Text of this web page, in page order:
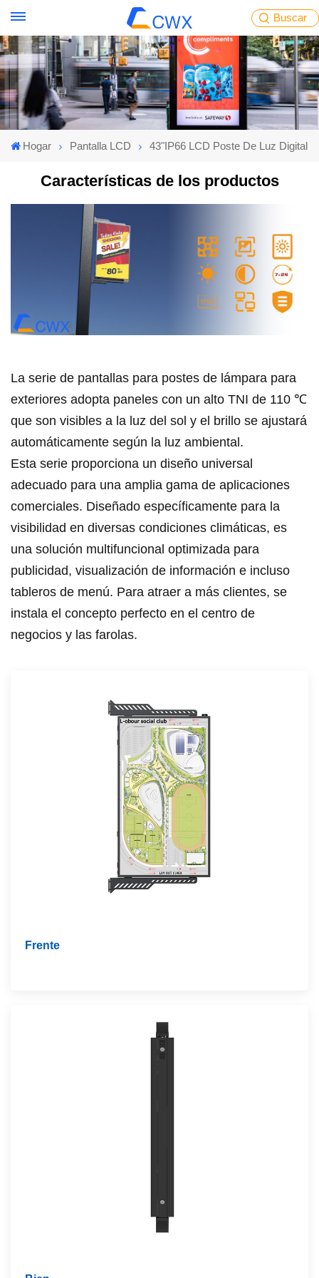
Buscar
Hogar Pantalla LCD 43"IP66 LCD Poste De Luz Digital
Características de los productos
La serie de pantallas para postes de lámpara para
exteriores adopta paneles con un alto TNI de 110 ℃
que son visibles a la luz del sol y el brillo se ajustará
automáticamente según la luz ambiental.
Esta serie proporciona un diseño universal
adecuado para una amplia gama de aplicaciones
comerciales. Diseñado específicamente para la
visibilidad en diversas condiciones climáticas, es
una solución multifuncional optimizada para
publicidad, visualización de información e incluso
tableros de menú. Para atraer a más clientes, se
instala el concepto perfecto en el centro de
negocios y las farolas.
Frente